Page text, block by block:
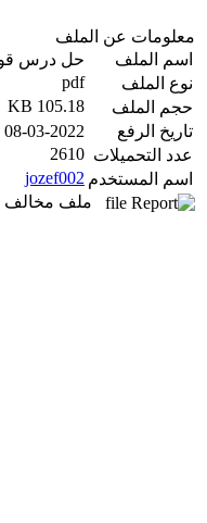
معلومات عن الملف
اسم الملف
حل درس
نوع الملف
pdf
حجم الملف
105.18 KB
تاريخ الرفع
08-03-2022 03:51 ص
عدد التحميلات 2610
اسم المستخدم jozef002
ملف مخالف :